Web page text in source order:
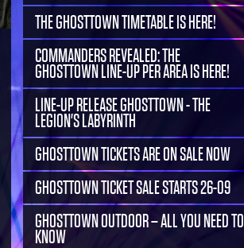
THE GHOSTTOWN TIMETABLE IS HERE!
COMMANDERS REVEALED: THE
GHOSTTOWN LINE-UP PER AREA IS HERE!
LINE-UP RELEASE GHOSTTOWN - THE
LEGION'S LABYRINTH
GHOSTTOWN TICKETS ARE ON SALE NOW
GHOSTTOWN TICKET SALE STARTS 26-09
GHOSTTOWN OUTDOOR – ALL YOU NEED TO
KNOW